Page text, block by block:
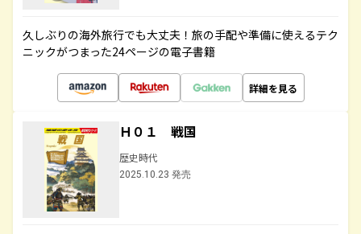
久しぶりの海外旅行でも大丈夫！旅の手配や準備に使えるテク
ニックがつまった24ページの電子書籍
詳細を見る
Ｈ０１ 戦国
歴史時代
2025.10.23 発売